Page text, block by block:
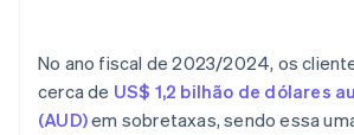
No ano fiscal de 2023/2024, os
cerca de US$ 1,2 bilhão de dólares
(AUD)em sobretaxas, sendo essa